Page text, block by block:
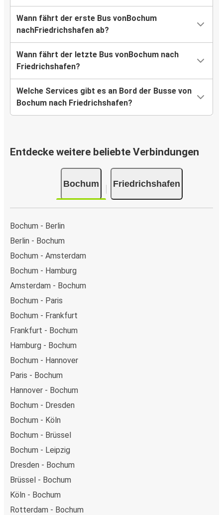
Wann fährt der erste Bus vonBochum
nachFriedrichshafen ab?
Wann fährt der letzte Bus vonBochum nach
Friedrichshafen?
Welche Services gibt es an Bord der Busse von
Bochum nach Friedrichshafen?
Entdecke weitere beliebte Verbindungen
Bochum Friedrichshafen
Bochum - Berlin
Berlin - Bochum
Bochum - Amsterdam
Bochum - Hamburg
Amsterdam - Bochum
Bochum - Paris
Bochum - Frankfurt
Frankfurt - Bochum
Hamburg - Bochum
Bochum - Hannover
Paris - Bochum
Hannover - Bochum
Bochum - Dresden
Bochum - Köln
Bochum - Brüssel
Bochum - Leipzig
Dresden - Bochum
Brüssel - Bochum
Köln - Bochum
Rotterdam - Bochum